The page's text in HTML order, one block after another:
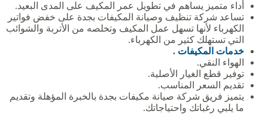
أداء متميز يساهم في تطويل عمر المكيف على المدى البعيد.
تساعد شركة تنظيف وصيانة المكيفات بجدة على خفض فواتير
الكهرباء لأنها تسهل عمل المكيف وتخلصه من الأتربة والشوائب
التي تستهلك كثير من الكهرباء.
خدمات المكيفات .
الهواء النقي.
توفير قطع الغيار الأصلية.
تقديم السعر المناسب.
يتميز فريق شركة صيانة مكيفات بجدة بالخبرة المؤهلة وتقديم
ما يلبي رغباتك واحتياجاتك.